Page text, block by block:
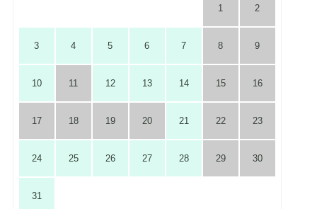
1 2
3 4 5 6 7 8 9
10 11 12 13 14 15 16
17 18 19 20 21 22 23
24 25 26 27 28 29 30
31